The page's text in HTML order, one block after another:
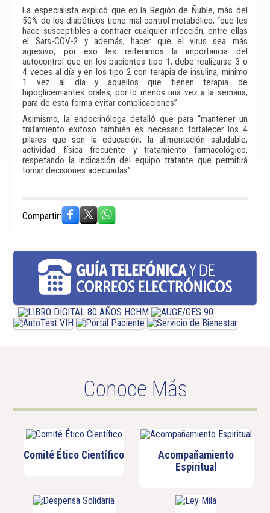
La especialista explicó que en la Región de Ñuble, más del
50% de los diabéticos tiene mal control metabólico, “que les
hace susceptibles a contraer cualquier infección, entre ellas
el Sars-COV-2 y además, hacer que el virus sea más
agresivo, por eso les reiteramos la importancia del
autocontrol que en los pacientes tipo 1, debe realizarse 3 o
4 veces al día y en los tipo 2 con terapia de insulina, mínimo
1 vez al día y aquellos que tienen terapia de
hipoglicemiantes orales, por lo menos una vez a la semana,
para de esta forma evitar complicaciones”.
Asimismo, la endocrinóloga detalló que para “mantener un
tratamiento exitoso también es necesario fortalecer los 4
pilares que son la educación, la alimentación saludable,
actividad física frecuente y tratamiento farmacológico,
respetando la indicación del equipo tratante que permitirá
tomar decisiones adecuadas”.
Compartir:
Conoce Más
Comité Ético Científico
Acompañamiento
Espiritual